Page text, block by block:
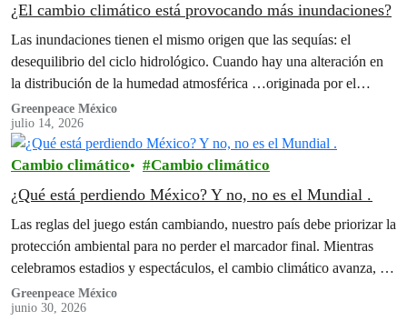
¿El cambio climático está provocando más inundaciones?
Las inundaciones tienen el mismo origen que las sequías: el
desequilibrio del ciclo hidrológico. Cuando hay una alteración en
la distribución de la humedad atmosférica …originada por el
cambio climático originado por las actividades humanas.
Greenpeace México
julio 14, 2026
Cambio climático Cambio climático
¿Qué está perdiendo México? Y no, no es el Mundial .
Las reglas del juego están cambiando, nuestro país debe priorizar la
protección ambiental para no perder el marcador final. Mientras
celebramos estadios y espectáculos, el cambio climático avanza, la
Selva Maya sigue perdiendo hectáreas y los océanos se llenan de
plástico.
Greenpeace México
junio 30, 2026